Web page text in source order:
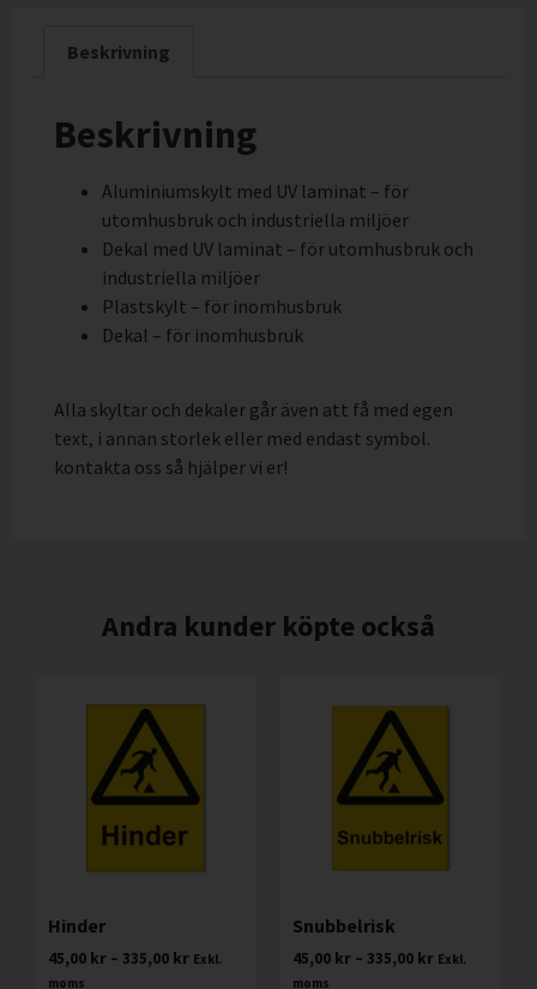
Beskrivning
Beskrivning
Aluminiumskylt med UV laminat – för
utomhusbruk och industriella miljöer
Dekal med UV laminat – för utomhusbruk och
industriella miljöer
Plastskylt – för inomhusbruk
Dekal – för inomhusbruk
Alla skyltar och dekaler går även att få med egen
text, i annan storlek eller med endast symbol.
kontakta oss så hjälper vi er!
Andra kunder köpte också
Hinder
45,00 kr – 335,00 kr Exkl.
moms
Snubbelrisk
45,00 kr – 335,00 kr Exkl.
moms